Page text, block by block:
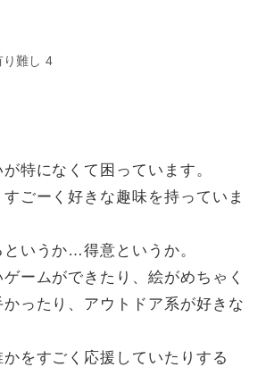
り難し 4
特になくて困っています。
ごーく好きな趣味を持っていま
いうか…得意というか。
ームができたり、絵がめちゃく
ったり、アウトドア系が好きな
をすごく応援していたりする